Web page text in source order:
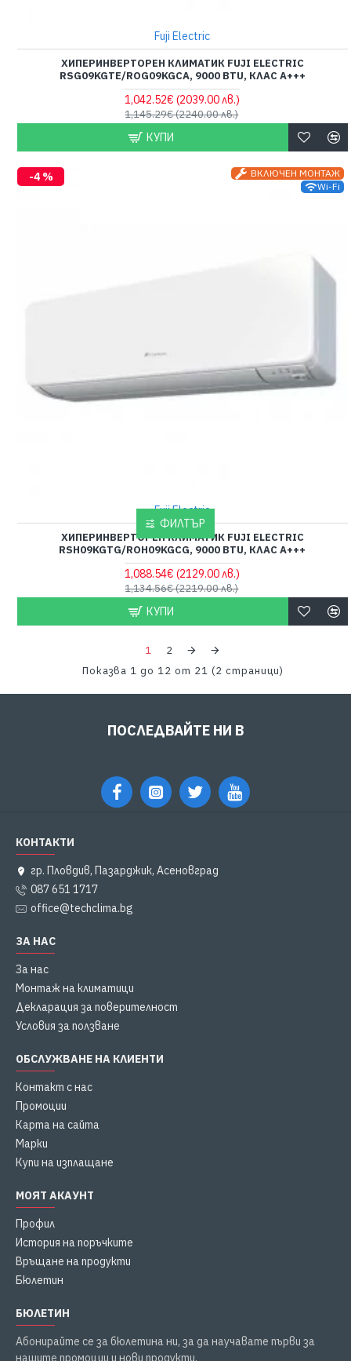
Fuji Electric
ХИПЕРИНВЕРТОРЕН КЛИМАТИК FUJI ELECTRIC
RSG09KGTE/ROG09KGCA, 9000 BTU, КЛАС A+++
1,042.52€(2039.00 лв.)
1,145.29€(2240.00 лв.)
КУПИ
ВКЛЮЧЕН МОНТАЖ
Wi-Fi
-4 %
Fuji Electric
ХИПЕРИНВЕРТОРЕН КЛИМАТИК FUJI ELECTRIC
RSH09KGTG/ROH09KGCG, 9000 BTU, КЛАС A+++
1,088.54€(2129.00 лв.)
1,134.56€(2219.00 лв.)
КУПИ
1
2
Показва 1 до 12 от 21 (2 страници)
ПОСЛЕДВАЙТЕ НИ В
КОНТАКТИ
гр. Пловдив, Пазарджик, Асеновград
087 651 1717
office@techclima.bg
ЗА НАС
За нас
Монтаж на климатици
Декларация за поверителност
Условия за ползване
ОБСЛУЖВАНЕ НА КЛИЕНТИ
Контакт с нас
Промоции
Карта на сайта
Марки
Купи на изплащане
МОЯТ АКАУНТ
Профил
История на поръчките
Връщане на продукти
Бюлетин
БЮЛЕТИН
Абонирайте се за бюлетина ни, за да научавате първи за
нашите промоции и нови продукти.
ФИЛТЪР